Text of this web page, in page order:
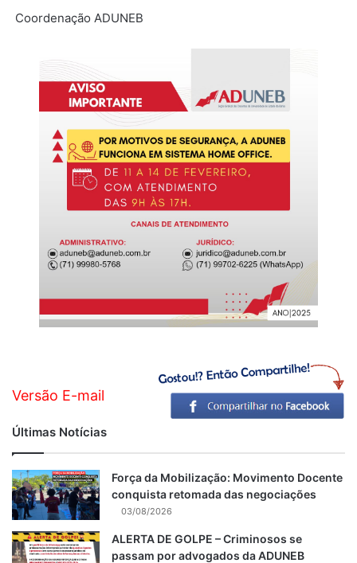
Coordenação ADUNEB
Versão E-mail
Últimas Notícias
Força da Mobilização: Movimento Docente
conquista retomada das negociações
03/08/2026
ALERTA DE GOLPE – Criminosos se
passam por advogados da ADUNEB